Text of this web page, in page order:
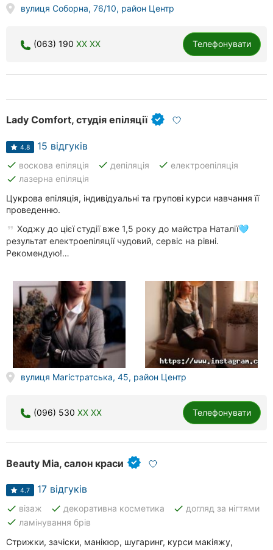
вулиця Соборна, 76/10, район Центр
(063) 190 XX XX Телефонувати
Lady Comfort, студія епіляції
4.8 15 відгуків
done воскова епіляція done депіляція done електроепіляція
done лазерна епіляція
Цукрова епіляція, індивідуальні та групові курси навчання її
проведенню.
Ходжу до цієї студії вже 1,5 року до майстра Наталії🩵
результат електроепіляції чудовий, сервіс на рівні.
Рекомендую!…
вулиця Магістратська, 45, район Центр
(096) 530 XX XX Телефонувати
Beauty Mia, салон краси
4.7 17 відгуків
done візаж done декоративна косметика done догляд за нігтями
done ламінування брів
Стрижки, зачіски, манікюр, шугаринг, курси макіяжу,